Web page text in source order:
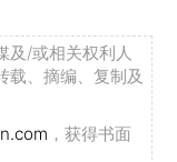
及/或相关权利人
载、摘编、复制及
，获得书面